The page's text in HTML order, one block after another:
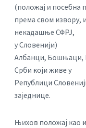
(положај и посебна
према свом извору,
некадашње СФРЈ,
у Словенији)
Албанци, Бошњаци,
Срби који живе у
Републици
заједнице.
Њихов положај као